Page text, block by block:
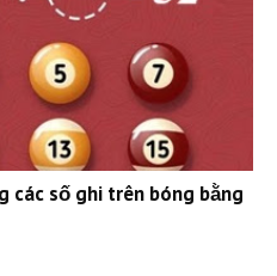
các số ghi trên bóng bằng